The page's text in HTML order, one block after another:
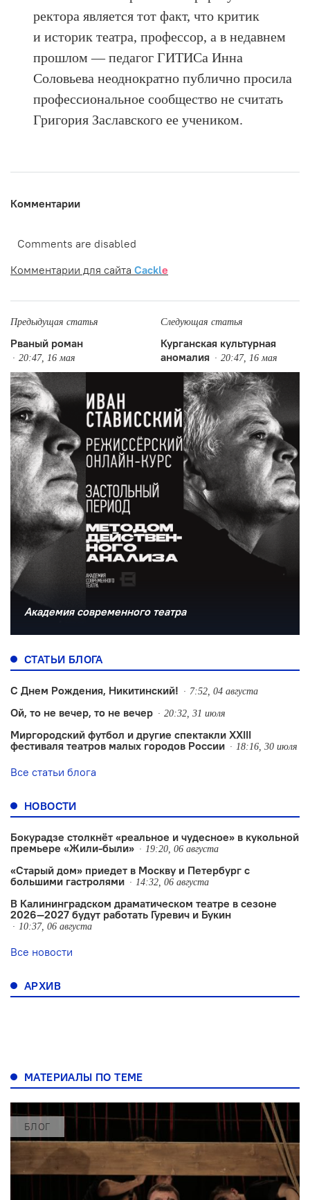
ректора является тот факт, что критик
и историк театра, профессор, а в недавнем
прошлом — педагог ГИТИСа Инна
Соловьева неоднократно публично просила
профессиональное сообщество не считать
Григория Заславского ее учеником.
Комментарии
Comments are disabled
Комментарии для сайта Cackle
Предыдущая статья
Рваный роман
20:47, 16 мая
Следующая статья
Курганская культурная
аномалия
20:47, 16 мая
Академия современного театра
СТАТЬИ БЛОГА
С Днем Рождения, Никитинский! 7:52, 04 августа
Ой, то не вечер, то не вечер 20:32, 31 июля
Миргородский футбол и другие спектакли XXIII
фестиваля театров малых городов России
18:16, 30 июля
Все статьи блога
НОВОСТИ
Бокурадзе столкнëт «реальное и чудесное» в кукольной
премьере «Жили-были»
19:20, 06 августа
«Старый дом» приедет в Москву и Петербург с
большими гастролями
14:32, 06 августа
В Калининградском драматическом театре в сезоне
2026—2027 будут работать Гуревич и Букин
10:37, 06 августа
Все новости
АРХИВ
МАТЕРИАЛЫ ПО ТЕМЕ
БЛОГ